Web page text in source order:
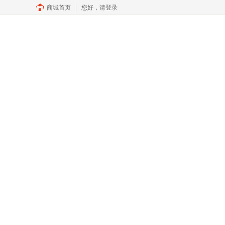
商城首页 您好， 请登录